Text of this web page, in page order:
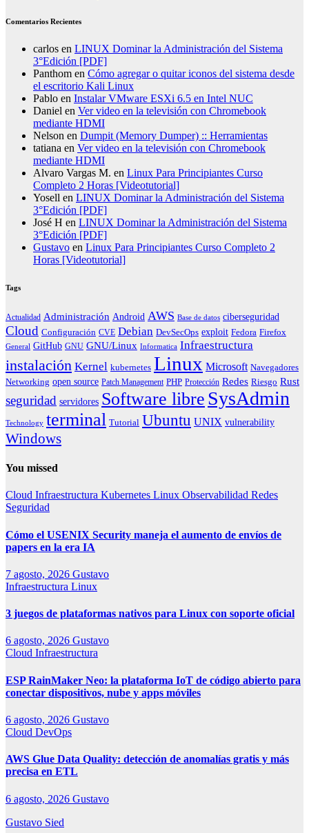
Comentarios Recientes
carlos en LINUX Dominar la Administración del Sistema
3°Edición [PDF]
Panthom en Cómo agregar o quitar iconos del sistema desde
el escritorio Kali Linux
Pablo en Instalar VMware ESXi 6.5 en Intel NUC
Daniel en Ver video en la televisión con Chromebook
mediante HDMI
Nelson en Dumpit (Memory Dumper) :: Herramientas
tatiana en Ver video en la televisión con Chromebook
mediante HDMI
Alvaro Vargas M. en Linux Para Principiantes Curso
Completo 2 Horas [Videotutorial]
Yosell en LINUX Dominar la Administración del Sistema
3°Edición [PDF]
José H en LINUX Dominar la Administración del Sistema
3°Edición [PDF]
Gustavo en Linux Para Principiantes Curso Completo 2
Horas [Videotutorial]
Tags
Actualidad Administración Android AWS Base de datos ciberseguridad
Cloud Configuración CVE Debian DevSecOps exploit Fedora Firefox
General GitHub GNU GNU/Linux Informatica Infraestructura
instalación Kernel kubernetes Linux Microsoft Navegadores
Networking open source Patch Management PHP Protección Redes Riesgo Rust
seguridad servidores Software libre SysAdmin
Technology terminal Tutorial Ubuntu UNIX vulnerability
Windows
You missed
Cloud Infraestructura Kubernetes Linux Observabilidad Redes
Seguridad
Cómo el USENIX Security maneja el aumento de envíos de
papers en la era IA
7 agosto, 2026 Gustavo
Infraestructura Linux
3 juegos de plataformas nativos para Linux con soporte oficial
6 agosto, 2026 Gustavo
Cloud Infraestructura
ESP RainMaker Neo: la plataforma IoT de código abierto para
conectar dispositivos, nube y apps móviles
6 agosto, 2026 Gustavo
Cloud DevOps
AWS Glue Data Quality: detección de anomalías gratis y más
precisa en ETL
6 agosto, 2026 Gustavo
Gustavo Sied